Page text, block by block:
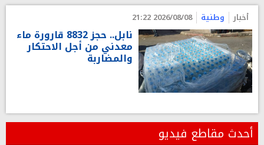
أخبار وطنية 2026/08/08 21:22
نابل.. حجز 8832 قارورة ماء
معدني من أجل الاحتكار
والمضاربة
أحدث مقاطع فيديو